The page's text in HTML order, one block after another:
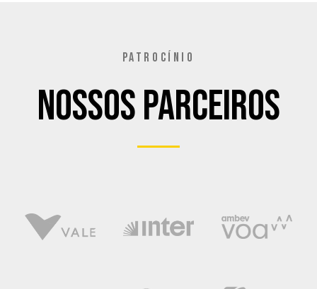
PATROCÍNIO
Nossos Parceiros